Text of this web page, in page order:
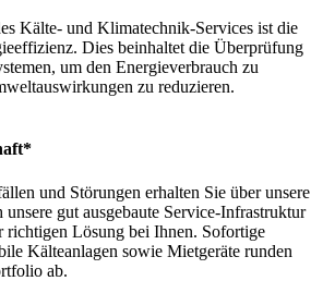
Kälte- und Klimatechnik-Services ist die
Dies beinhaltet die Überprüfung
um den Energieverbrauch zu
zu reduzieren.
und Störungen erhalten Sie über unsere
gut ausgebaute Service-Infrastruktur
richtigen Lösung bei Ihnen. Sofortige
Kälteanlagen sowie Mietgeräte runden
ab.